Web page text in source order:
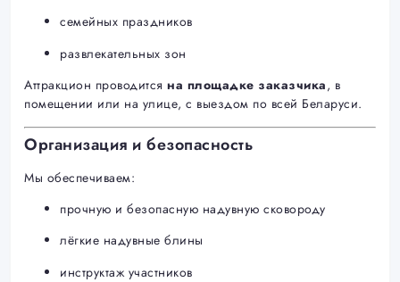
семейных праздников
развлекательных зон
Аттракцион проводится на площадке заказчика, в
помещении или на улице, с выездом по всей Беларуси.
Организация и безопасность
Мы обеспечиваем:
прочную и безопасную надувную сковороду
лёгкие надувные блины
инструктаж участников